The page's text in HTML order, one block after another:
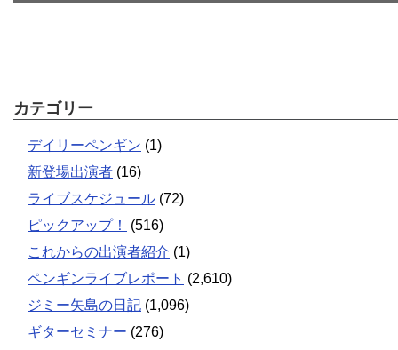
カテゴリー
デイリーペンギン (1)
新登場出演者 (16)
ライブスケジュール (72)
ピックアップ！
(516)
これからの出演者紹介 (1)
ペンギンライブレポート (2,610)
ジミー矢島の日記 (1,096)
ギターセミナー (276)